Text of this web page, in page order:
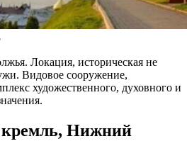
Локация, историческая не
Видовое сооружение,
художественного, духовного и
Нижний